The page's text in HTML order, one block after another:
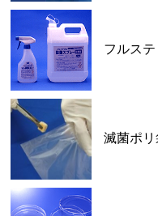
フルス
滅菌ポリ